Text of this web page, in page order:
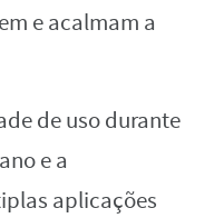
e acalmam a
de uso durante
e a
aplicações